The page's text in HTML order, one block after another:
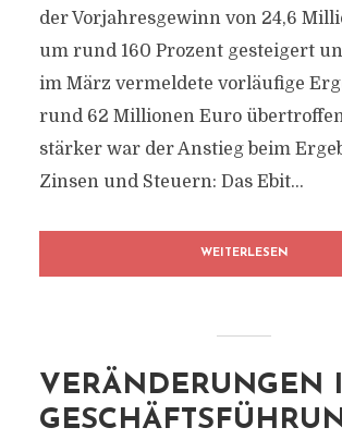
der Vorjahresgewinn von 24,6
um rund 160 Prozent gesteigert
im März vermeldete vorläufige
rund 62 Millionen Euro
stärker war der Anstieg beim
Zinsen und Steuern: Das Ebit...
WEITERLESEN
VERÄNDERUNGEN